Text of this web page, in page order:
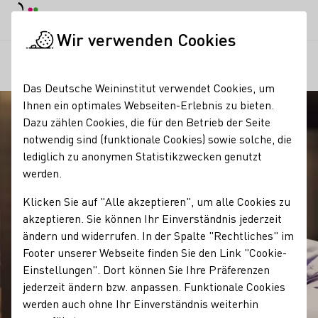
Wir verwenden Cookies
Das Deutsche Weininstitut verwendet Cookies, um
Ihnen ein optimales Webseiten-Erlebnis zu bieten.
Dazu zählen Cookies, die für den Betrieb der Seite
notwendig sind (funktionale Cookies) sowie solche, die
lediglich zu anonymen Statistikzwecken genutzt
werden.
Klicken Sie auf "Alle akzeptieren", um alle Cookies zu
akzeptieren. Sie können Ihr Einverständnis jederzeit
ändern und widerrufen. In der Spalte "Rechtliches" im
Footer unserer Webseite finden Sie den Link "Cookie-
Einstellungen". Dort können Sie Ihre Präferenzen
jederzeit ändern bzw. anpassen. Funktionale Cookies
werden auch ohne Ihr Einverständnis weiterhin